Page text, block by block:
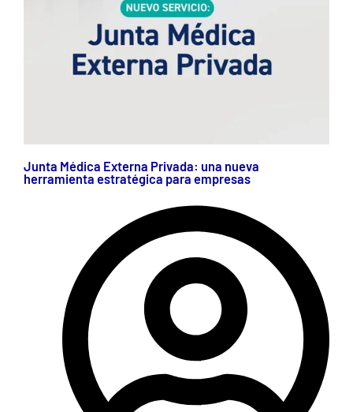
Junta Médica Externa Privada: una nueva
herramienta estratégica para empresas